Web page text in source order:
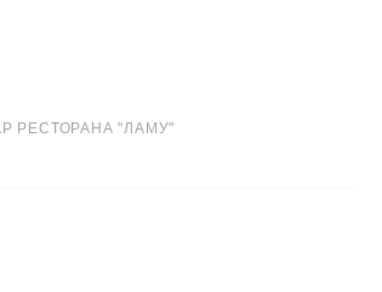
РЕСТОРАНА "ЛАМУ"